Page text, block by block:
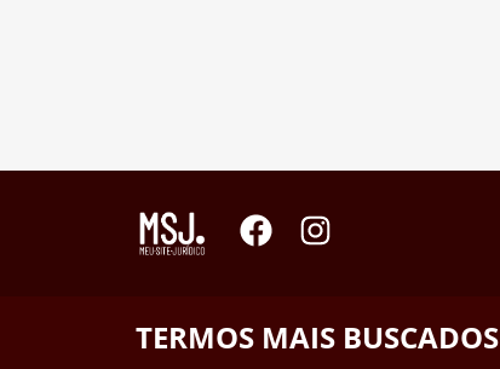
TERMOS MAIS BUSCADOS